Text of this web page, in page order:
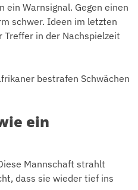
ein Warnsignal. Gegen einen
schwer. Ideen im letzten
in der Nachspielzeit
bestrafen Schwächen
ein
Mannschaft strahlt
dass sie wieder tief ins